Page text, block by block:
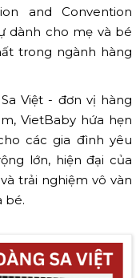
and Convention
dành cho mẹ và bé
trong ngành hàng
Việt - đơn vị hàng
VietBaby hứa hẹn
các gia đình yêu
lớn, hiện đại của
trải nghiệm vô vàn
bé.